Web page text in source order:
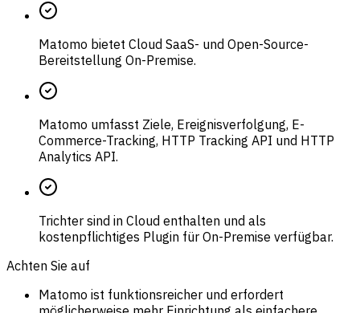
Matomo bietet Cloud SaaS- und Open-Source-
Bereitstellung On-Premise.
Matomo umfasst Ziele, Ereignisverfolgung, E-
Commerce-Tracking, HTTP Tracking API und HTTP
Analytics API.
Trichter sind in Cloud enthalten und als
kostenpflichtiges Plugin für On-Premise verfügbar.
Achten Sie auf
Matomo ist funktionsreicher und erfordert